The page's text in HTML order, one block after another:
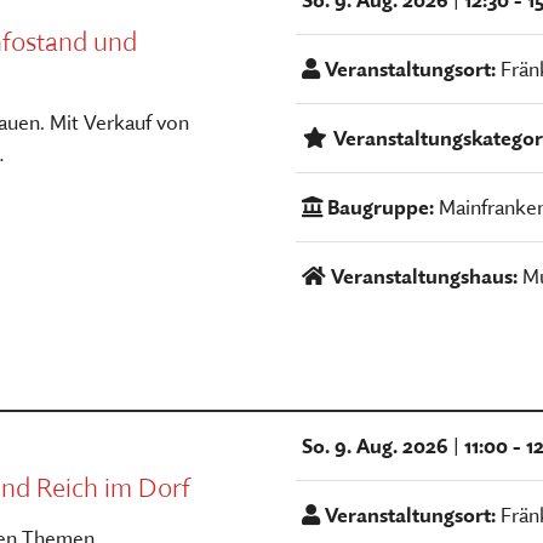
und
Mit Verkauf von
Veranstaltungsort:
Baugruppe:
Veranstaltungshaus:
Reich im Dorf
Themen
So. 9. Aug. 2026 | 11:00 -
Veranstaltungsort: